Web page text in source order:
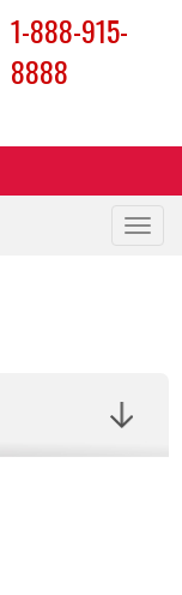
1-888-915-
8888
Toggle